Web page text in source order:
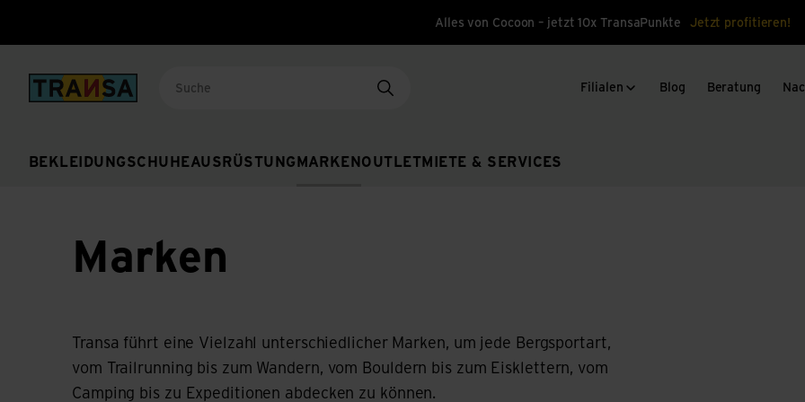
Alles von Cocoon – jetzt 10x TransaPunkte Jetzt profitieren!
Back to home
BEKLEIDUNGSCHUHEAUSRÜSTUNG MARKEN OUTLET MIETE & SERVICES
Filialen Blog Beratung
Marken
Transa führt eine Vielzahl unterschiedlicher Marken, um jede Bergsportart,
vom Trailrunning bis zum Wandern, vom Bouldern bis zum Eisklettern, vom
Camping bis zu Expeditionen abdecken zu können.